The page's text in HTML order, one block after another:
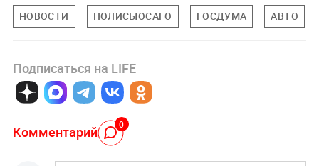
НОВОСТИ ПОЛИСЫОСАГО ГОСДУМА АВТО
Подписаться на LIFE
Комментарий 0